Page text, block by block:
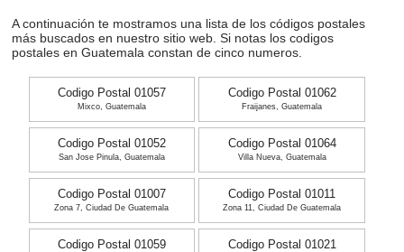
A continuación te mostramos una lista de los códigos postales
más buscados en nuestro sitio web. Si notas los codigos
postales en Guatemala constan de cinco numeros.
Codigo Postal 01057
Mixco, Guatemala
Codigo Postal 01062
Fraijanes, Guatemala
Codigo Postal 01052
San Jose Pinula, Guatemala
Codigo Postal 01064
Villa Nueva, Guatemala
Codigo Postal 01007
Zona 7, Ciudad De Guatemala
Codigo Postal 01011
Zona 11, Ciudad De Guatemala
Codigo Postal 01059 Codigo Postal 01021